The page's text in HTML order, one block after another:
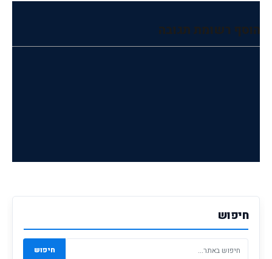
הוסף רשומת תגובה
חיפוש
חיפוש